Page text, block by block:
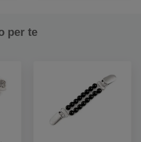
per te